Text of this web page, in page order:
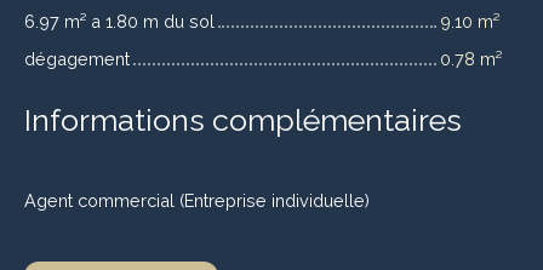
6.97 m² a 1.80 m du sol
9.10 m²
dégagement
0.78 m²
Informations complémentaires
Agent commercial (Entreprise individuelle)